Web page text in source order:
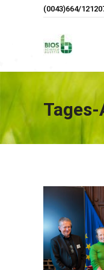
(0043)664/